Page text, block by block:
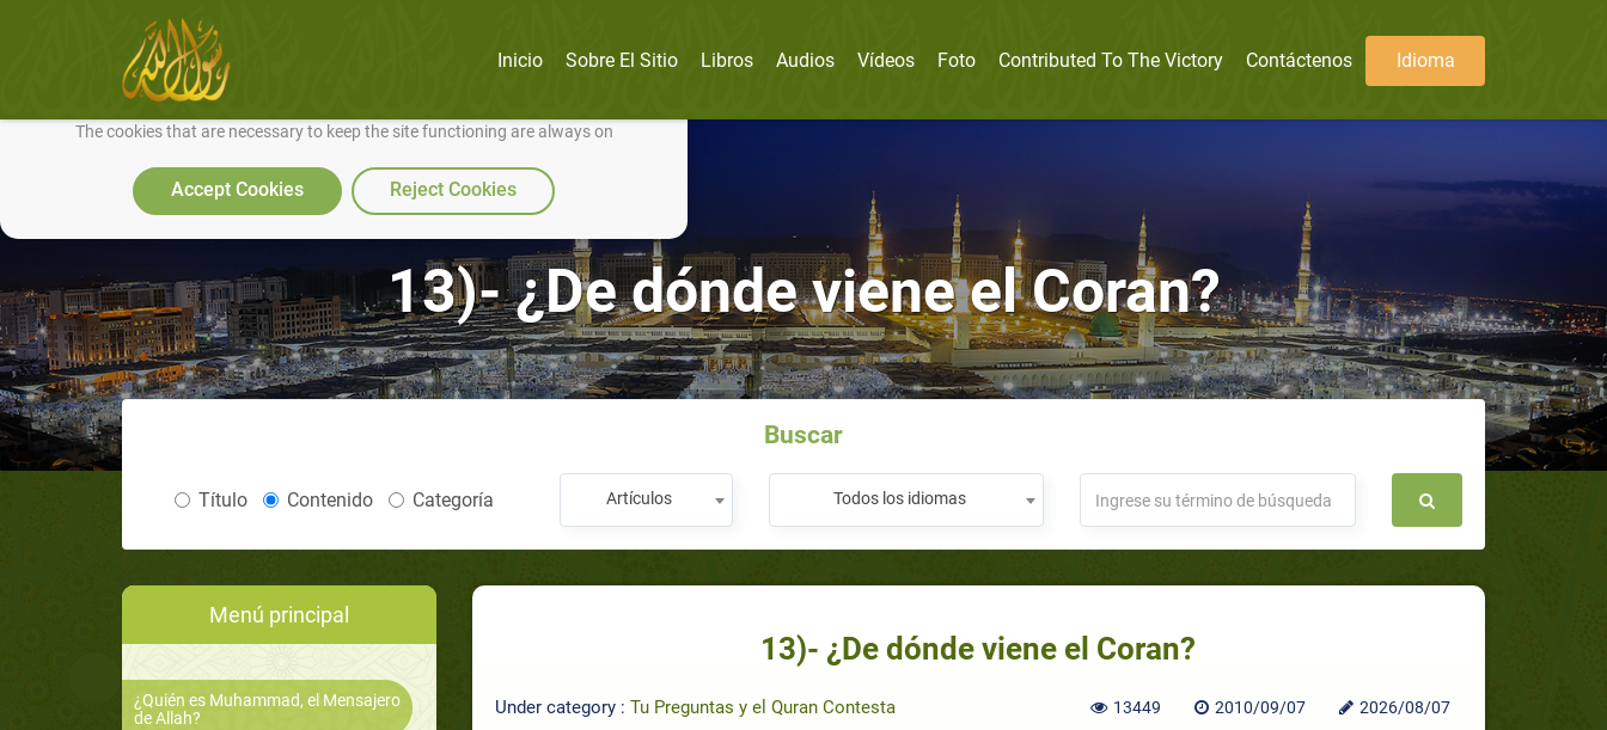
We use cookies to make our site work well for you and so we can continually improve it.
The cookies that are necessary to keep the site functioning are always on
Accept Cookies Reject Cookies
Inicio Sobre El Sitio Libros Audios Vídeos Foto Contributed To The Victory Contáctenos Idioma
13)- ¿De dónde viene el Coran?
Buscar
Título Contenido Categoría Artículos Todos los idiomas
Menú principal
¿Quién es Muhammad, el Mensajero
de Allah?
13)- ¿De dónde viene el Coran?
Under category : Tu Preguntas y el Quran Contesta 13449 2010/09/07 2026/08/07